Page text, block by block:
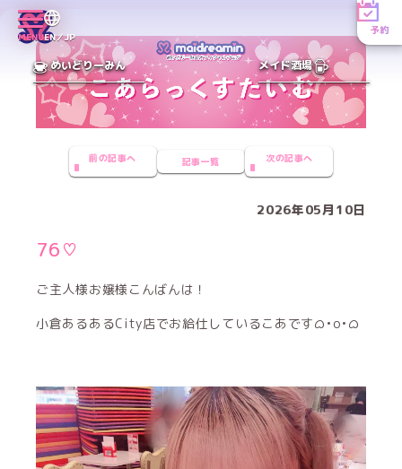
MENUEN／JP
予約
めいどりーみん メイド酒場
前の記事へ 記事一覧 次の記事へ
2026年05月10日
76♡
ご主人様お嬢様こんばんは！
小倉あるあるCity店でお給仕しているこあですᜊ•o•ᜊ